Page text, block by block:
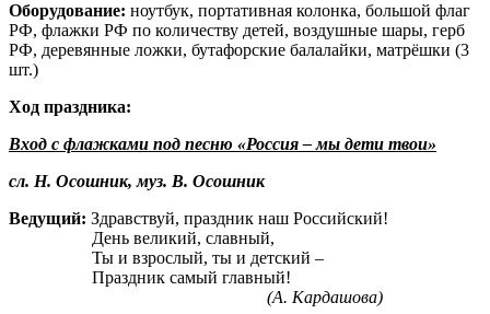
Оборудование: ноутбук, портативная колонка, большой флаг
РФ, флажки РФ по количеству детей, воздушные шары, герб
РФ, деревянные ложки, бутафорские балалайки, матрёшки (3
шт.)
Ход праздника:
Вход с флажками под песню «Россия – мы дети твои»
сл. Н. Осошник, муз. В. Осошник
Ведущий: Здравствуй, праздник наш Российский!
День великий, славный,
Ты и взрослый, ты и детский –
Праздник самый главный!
(А. Кардашова)